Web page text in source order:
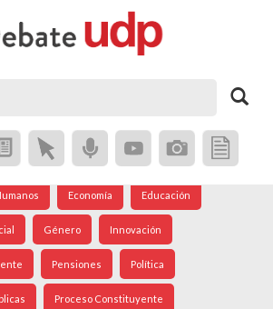
Crisis Social Democracia
Economía Educación
Género Innovación
Pensiones Política
Proceso Constituyente